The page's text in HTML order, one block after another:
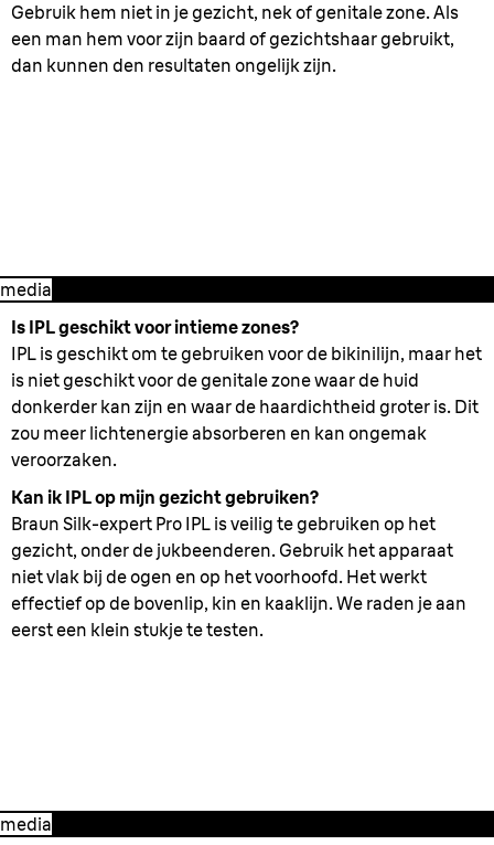
Gebruik hem niet in je gezicht, nek of genitale zone. Als
een man hem voor zijn baard of gezichtshaar gebruikt,
dan kunnen den resultaten ongelijk zijn.
media
Is IPL geschikt voor intieme zones?
IPL is geschikt om te gebruiken voor de bikinilijn, maar het
is niet geschikt voor de genitale zone waar de huid
donkerder kan zijn en waar de haardichtheid groter is. Dit
zou meer lichtenergie absorberen en kan ongemak
veroorzaken.
Kan ik IPL op mijn gezicht gebruiken?
Braun Silk-expert Pro IPL is veilig te gebruiken op het
gezicht, onder de jukbeenderen. Gebruik het apparaat
niet vlak bij de ogen en op het voorhoofd. Het werkt
effectief op de bovenlip, kin en kaaklijn. We raden je aan
eerst een klein stukje te testen.
media